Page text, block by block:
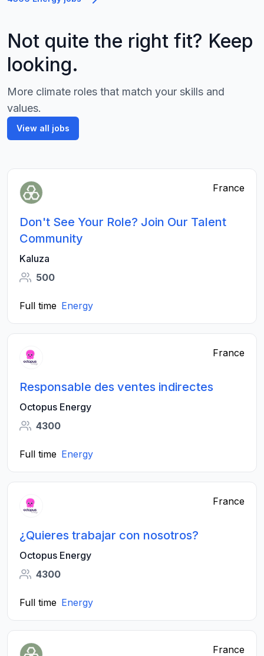
Not quite the right fit? Keep
looking.
More climate roles that match your skills and
values.
View all jobs
France
Don't See Your Role? Join Our Talent
Community
Kaluza
500
Full time Energy
France
Responsable des ventes indirectes
Octopus Energy
4300
Full time Energy
France
¿Quieres trabajar con nosotros?
Octopus Energy
4300
Full time Energy
France